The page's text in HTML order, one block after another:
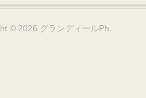
© 2026 グランディールPh